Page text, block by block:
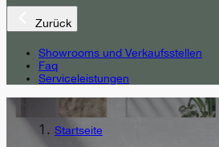
Zurück
Showrooms und Verkaufsstellen
Faq
Serviceleistungen
Startseite